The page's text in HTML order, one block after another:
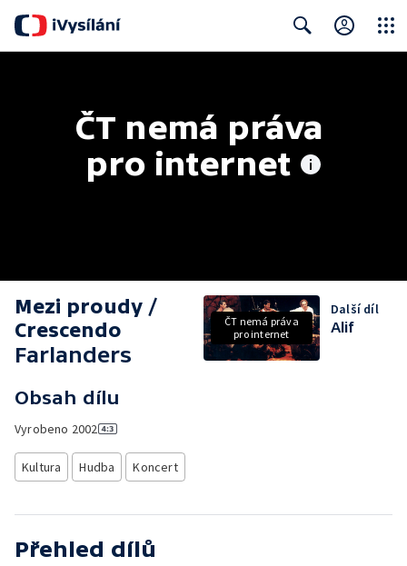
ČT nemá práva
pro internet
Mezi proudy /
Crescendo
Farlanders
Obsah dílu
Vyrobeno 2002
Kultura Hudba Koncert
ČT nemá práva
pro internet
Další díl
Alif
Přehled dílů